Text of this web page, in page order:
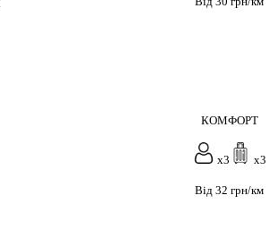
КОМФОРТ
x3 x3
Від 32 грн/км